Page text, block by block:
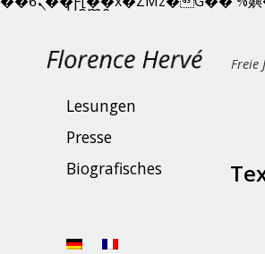
Freie
Home
Publikationen
Lesungen
Presse
Biografisches